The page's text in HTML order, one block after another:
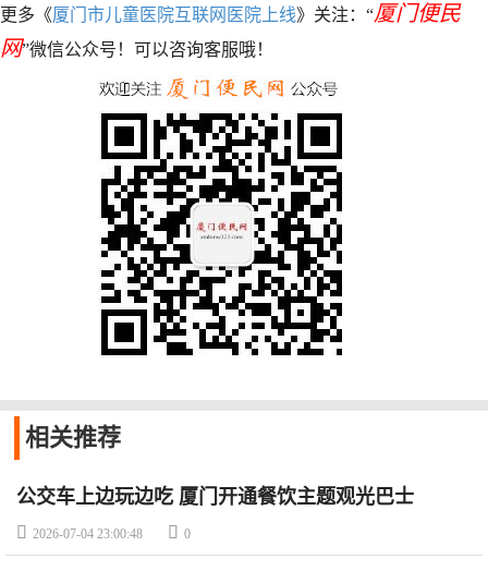
更多《厦门市儿童医院互联网医院上线》关注：“厦门便民
网”微信公众号！可以咨询客服哦！
相关推荐
公交车上边玩边吃 厦门开通餐饮主题观光巴士
 2026-07-04 23:00:48  0